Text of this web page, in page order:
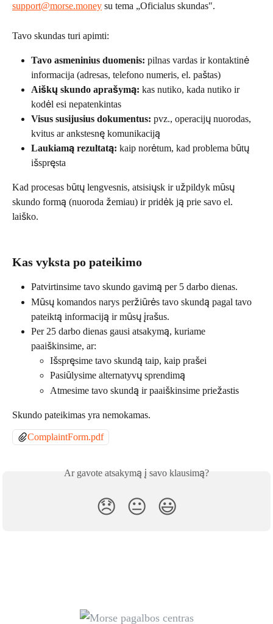
support@morse.money su tema „Oficialus skundas".
Tavo skundas turi apimti:
Tavo asmeninius duomenis: pilnas vardas ir kontaktinė
informacija (adresas, telefono numeris, el. paštas)
Aiškų skundo aprašymą: kas nutiko, kada nutiko ir
kodėl esi nepatenkintas
Visus susijusius dokumentus: pvz., operacijų nuorodas,
kvitus ar ankstesnę komunikaciją
Laukiamą rezultatą: kaip norėtum, kad problema būtų
išspręsta
Kad procesas būtų lengvesnis, atsisiųsk ir užpildyk mūsų
skundo formą (nuoroda žemiau) ir pridėk ją prie savo el.
laiško.
Kas vyksta po pateikimo
Patvirtinsime tavo skundo gavimą per 5 darbo dienas.
Mūsų komandos narys peržiūrės tavo skundą pagal tavo
pateiktą informaciją ir mūsų įrašus.
Per 25 darbo dienas gausi atsakymą, kuriame
paaiškinsime, ar:
Išspręsime tavo skundą taip, kaip prašei
Pasiūlysime alternatyvų sprendimą
Atmesime tavo skundą ir paaiškinsime priežastis
Skundo pateikimas yra nemokamas.
ComplaintForm.pdf
Ar gavote atsakymą į savo klausimą?
😞 😐 😃